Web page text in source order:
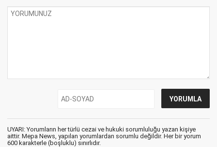
UYARI: Yorumların her türlü cezai ve hukuki sorumluluğu yazan kişiye
aittir. Mepa News, yapılan yorumlardan sorumlu değildir. Her bir yorum
600 karakterle (boşluklu) sınırlıdır.